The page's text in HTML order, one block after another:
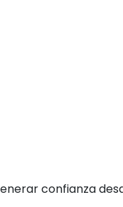
confianza